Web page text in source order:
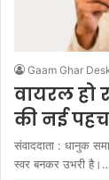
Gaam Ghar
वायरल हो
की नई
संवाददाता : धानुक
स्वर बनकर उभरी